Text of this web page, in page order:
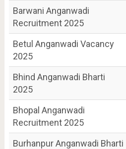
Barwani Anganwadi
Recruitment 2025
Betul Anganwadi Vacancy
2025
Bhind Anganwadi Bharti
2025
Bhopal Anganwadi
Recruitment 2025
Burhanpur Anganwadi Bharti